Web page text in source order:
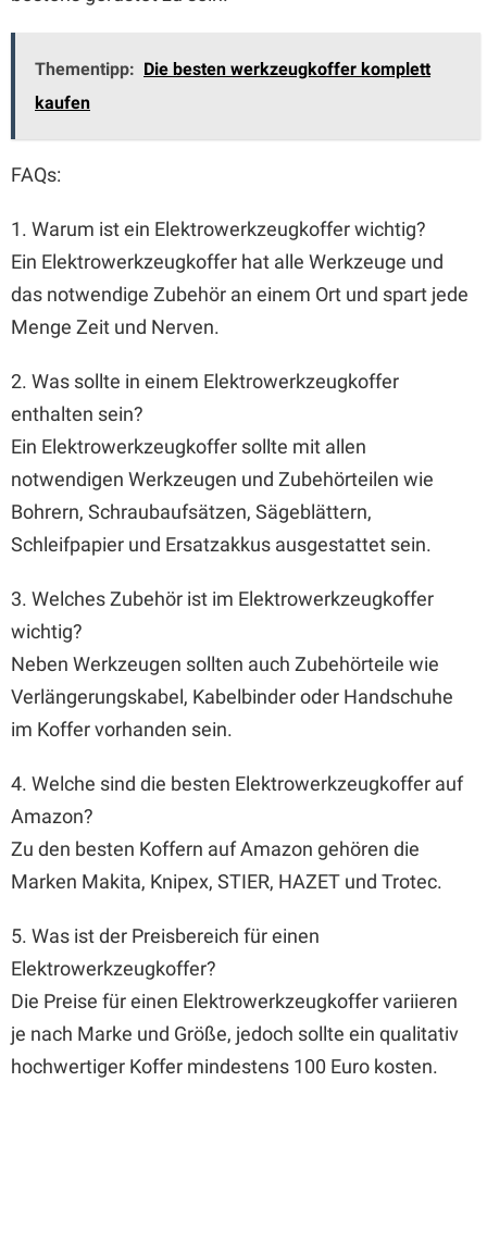
Thementipp: Die besten werkzeugkoffer komplett
kaufen
FAQs:
1. Warum ist ein Elektrowerkzeugkoffer wichtig?
Ein Elektrowerkzeugkoffer hat alle Werkzeuge und
das notwendige Zubehör an einem Ort und spart jede
Menge Zeit und Nerven.
2. Was sollte in einem Elektrowerkzeugkoffer
enthalten sein?
Ein Elektrowerkzeugkoffer sollte mit allen
notwendigen Werkzeugen und Zubehörteilen wie
Bohrern, Schraubaufsätzen, Sägeblättern,
Schleifpapier und Ersatzakkus ausgestattet sein.
3. Welches Zubehör ist im Elektrowerkzeugkoffer
wichtig?
Neben Werkzeugen sollten auch Zubehörteile wie
Verlängerungskabel, Kabelbinder oder Handschuhe
im Koffer vorhanden sein.
4. Welche sind die besten Elektrowerkzeugkoffer auf
Amazon?
Zu den besten Koffern auf Amazon gehören die
Marken Makita, Knipex, STIER, HAZET und Trotec.
5. Was ist der Preisbereich für einen
Elektrowerkzeugkoffer?
Die Preise für einen Elektrowerkzeugkoffer variieren
je nach Marke und Größe, jedoch sollte ein qualitativ
hochwertiger Koffer mindestens 100 Euro kosten.